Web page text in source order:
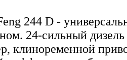
244 D -
24-сильный
клиноременной